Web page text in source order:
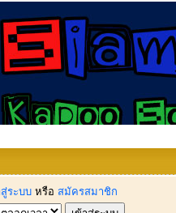
สู่ระบบ หรือ สมัครสมาชิก